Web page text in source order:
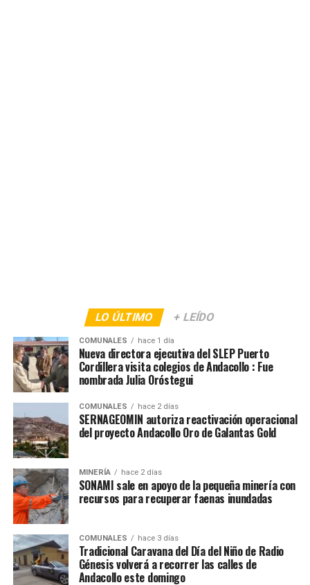
LO ÚLTIMO + LEÍDO
COMUNALES hace 1 día
Nueva directora ejecutiva del SLEP Puerto
Cordillera visita colegios de Andacollo : Fue
nombrada Julia Oróstegui
COMUNALES hace 2 días
SERNAGEOMIN autoriza reactivación operacional
del proyecto Andacollo Oro de Galantas Gold
MINERÍA hace 2 días
SONAMI sale en apoyo de la pequeña minería con
recursos para recuperar faenas inundadas
COMUNALES hace 3 días
Tradicional Caravana del Día del Niño de Radio
Génesis volverá a recorrer las calles de
Andacollo este domingo